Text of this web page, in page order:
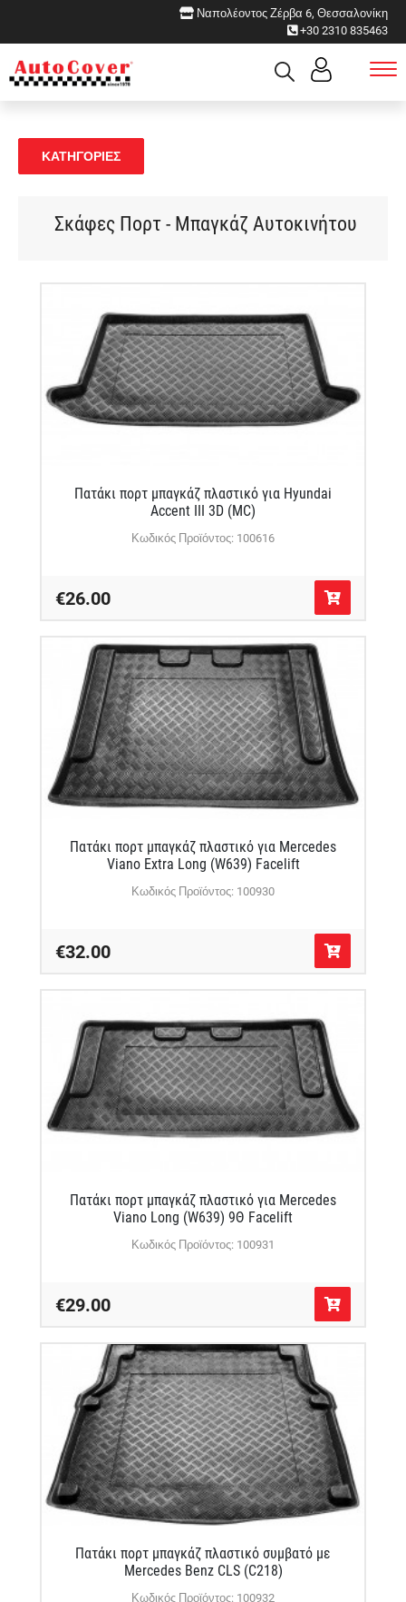
Ναπολέοντος Ζέρβα 6, Θεσσαλονίκη
+30 2310 835463
ΚΑΤΗΓΟΡΙΕΣ
Σκάφες Πορτ - Μπαγκάζ Αυτοκινήτου
Πατάκι πορτ μπαγκάζ πλαστικό για Hyundai
Accent III 3D (MC)
Κωδικός Προϊόντος: 100616
€26.00
Πατάκι πορτ μπαγκάζ πλαστικό για Mercedes
Viano Extra Long (W639) Facelift
Κωδικός Προϊόντος: 100930
€32.00
Πατάκι πορτ μπαγκάζ πλαστικό για Mercedes
Viano Long (W639) 9Θ Facelift
Κωδικός Προϊόντος: 100931
€29.00
Πατάκι πορτ μπαγκάζ πλαστικό συμβατό με
Mercedes Benz CLS (C218)
Κωδικός Προϊόντος: 100932